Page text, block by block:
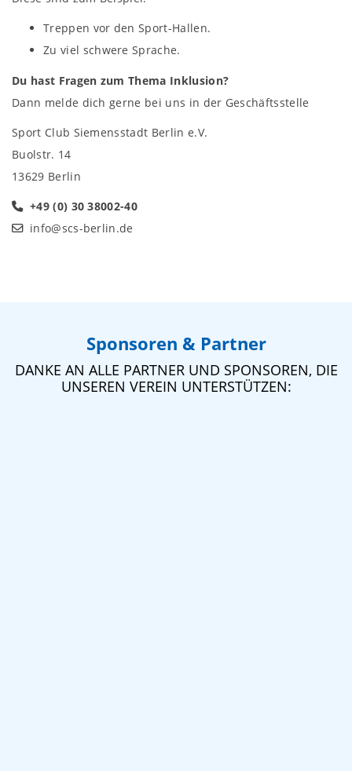
Treppen vor den Sport-Hallen.
Zu viel schwere Sprache.
Du hast Fragen zum Thema Inklusion?
Dann melde dich gerne bei uns in der Geschäftsstelle
Sport Club Siemensstadt Berlin e.V.
Buolstr. 14
13629 Berlin
+49 (0) 30 38002-40
info@scs-berlin.de
Sponsoren & Partner
DANKE AN ALLE PARTNER UND SPONSOREN, DIE
UNSEREN VEREIN UNTERSTÜTZEN: